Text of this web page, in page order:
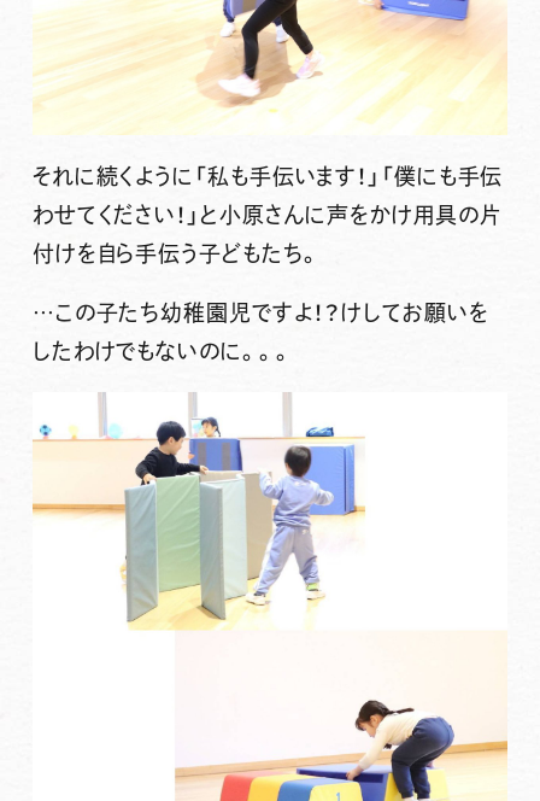
それに続くように「私も手伝います！」「僕にも手伝
わせてください！」と小原さんに声をかけ用具の片
付けを自ら手伝う子どもたち。
…この子たち幼稚園児ですよ！？けしてお願いを
したわけでもないのに。。。